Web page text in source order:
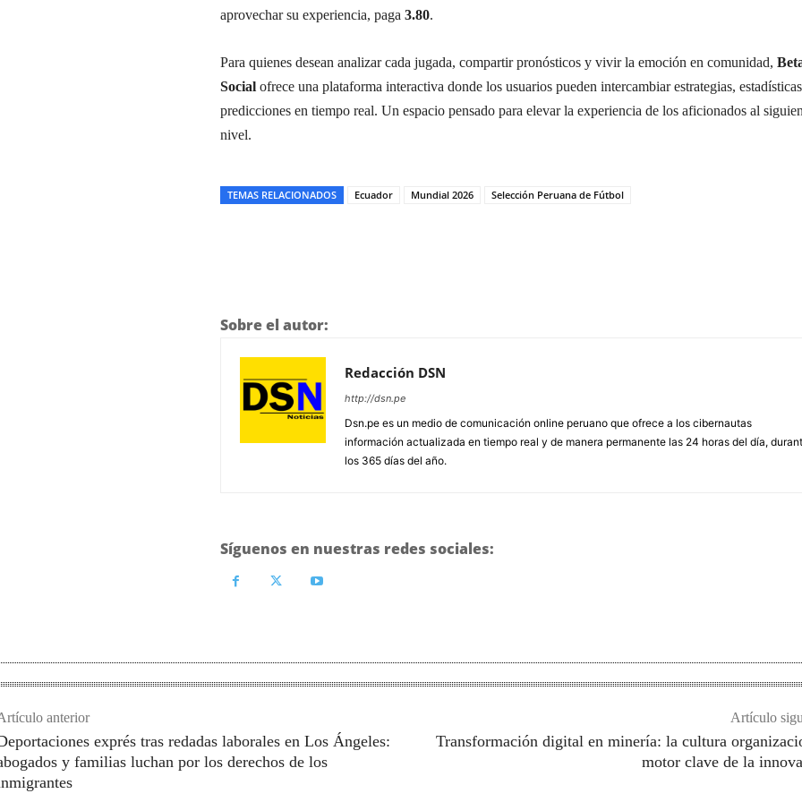
aprovechar su experiencia, paga 3.80.
Para quienes desean analizar cada jugada, compartir pronósticos y vivir la emoción en comunidad,
Social ofrece una plataforma interactiva donde los usuarios pueden intercambiar estrategias,
predicciones en tiempo real. Un espacio pensado para elevar la experiencia de los aficionados al
nivel.
TEMAS RELACIONADOS Ecuador Mundial 2026 Selección Peruana de Fútbol
Sobre el autor:
Redacción DSN
http://dsn.pe
Dsn.pe es un medio de comunicación online peruano que ofrece a los cibernautas
información actualizada en tiempo real y de manera permanente las 24 horas del día,
los 365 días del año.
Síguenos en nuestras redes sociales:
anterior
exprés tras redadas laborales en Los Ángeles:
y familias luchan por los derechos de los
Artículo
Transformación digital en minería: la cultura
motor clave de la